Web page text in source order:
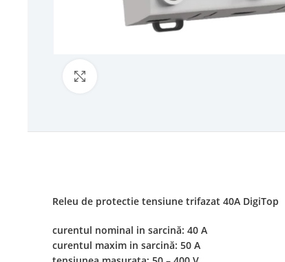
Releu de protectie tensiune trifazat 40A DigiTop
curentul nominal in sarcină: 40 A
curentul maxim in sarcină: 50 A